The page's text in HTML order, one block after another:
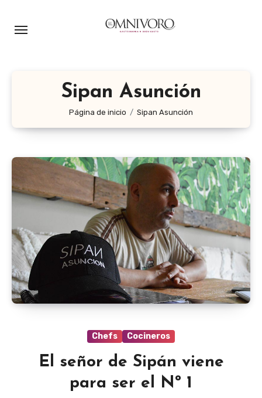
Sipan Asunción
Página de inicio Sipan Asunción
Chefs Cocineros
El señor de Sipán viene
para ser el Nº 1